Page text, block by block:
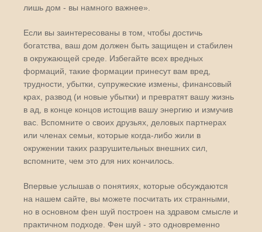
лишь дом - вы намного важнее».
Если вы заинтересованы в том, чтобы достичь
богатства, ваш дом должен быть защищен и стабилен
в окружающей среде. Избегайте всех вредных
формаций, такие формации принесут вам вред,
трудности, убытки, супружеские измены, финансовый
крах, развод (и новые убытки) и превратят вашу жизнь
в ад, в конце концов истощив вашу энергию и измучив
вас. Вспомните о своих друзьях, деловых партнерах
или членах семьи, которые когда-либо жили в
окружении таких разрушительных внешних сил,
вспомните, чем это для них кончилось.
Впервые услышав о понятиях, которые обсуждаются
на нашем сайте, вы можете посчитать их странными,
но в основном фен шуй построен на здравом смысле и
практичном подходе. Фен шуй - это одновременно